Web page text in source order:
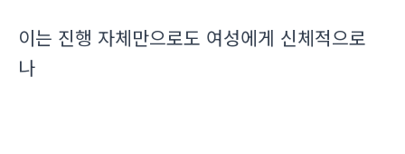
이는 진행 자체만으로도 여성에게 신체적으로
나